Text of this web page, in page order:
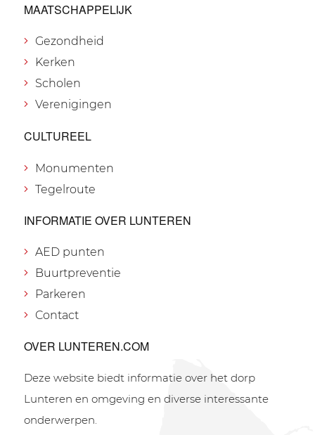
MAATSCHAPPELIJK
Gezondheid
Kerken
Scholen
Verenigingen
CULTUREEL
Monumenten
Tegelroute
INFORMATIE OVER LUNTEREN
AED punten
Buurtpreventie
Parkeren
Contact
OVER LUNTEREN.COM
Deze website biedt informatie over het dorp
Lunteren en omgeving en diverse interessante
onderwerpen.